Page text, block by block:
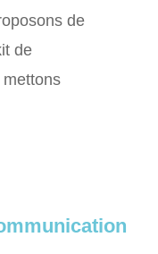
de
de